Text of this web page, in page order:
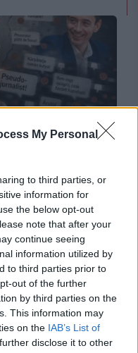
My Personal
to third parties, or
information for
the below opt-out
note that after your
continue seeing
information utilized by
to third parties prior to
out of the further
by third parties on the
This information may
on the IAB’s List of
disclose it to other
acuză linșajul în
de UDMR